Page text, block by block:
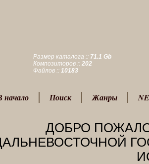
Размер каталога :: 71.1 Gb
Композиторов :: 202
Файлов :: 10183
начало Поиск Жанры
ДОБРО